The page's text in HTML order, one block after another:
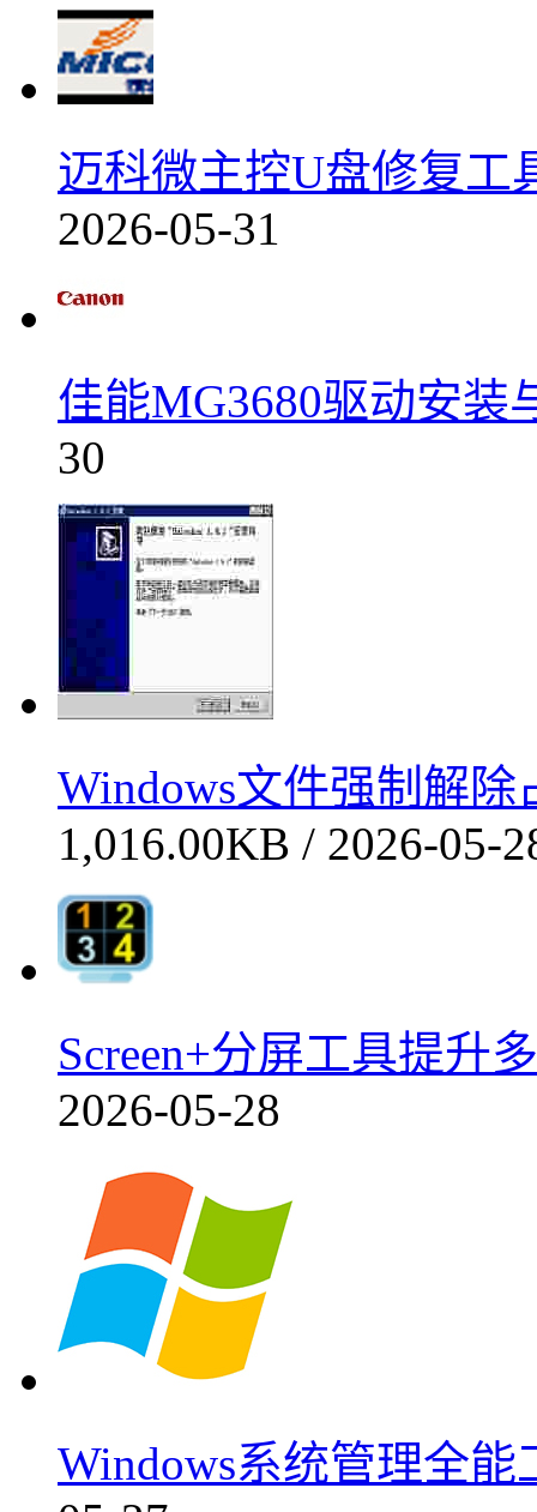
迈科微主控U盘修复工
2026-05-31
佳能MG3680驱动安装
30
Windows文件强制解
1,016.00KB / 2026-05-
Screen+分屏工具提升
2026-05-28
Windows系统管理全能